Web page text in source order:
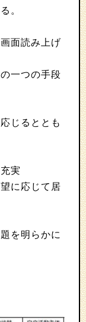
。
面読み上げ
一つの手段
じるととも
実
に応じて居
を明らかに